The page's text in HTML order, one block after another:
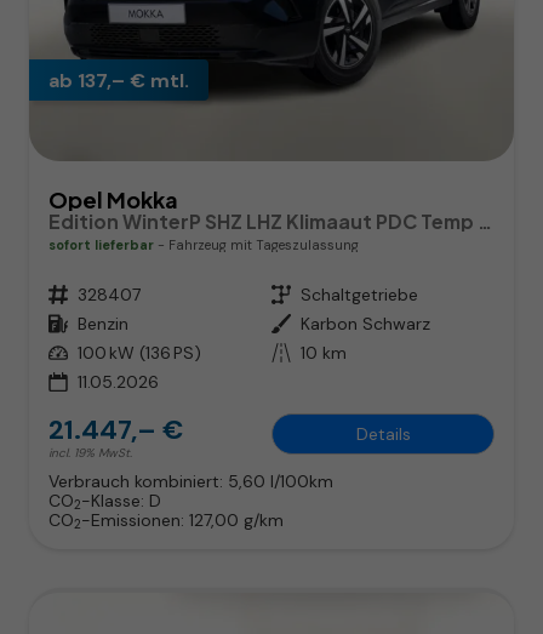
ab 137,– € mtl.
Opel Mokka
sofort lieferbar Fahrzeug mit Tageszulassung
Fahrzeugnr. 328407 Getriebe Schaltgetriebe
Kraftstoff Benzin Außenfarbe Karbon Schwarz
Leistung 100 kW (136 PS) Kilometerstand 10 km
11.05.2026
21.447,– €
incl. 19% MwSt.
Details
Verbrauch kombiniert: 5,60 l/100km
CO2-Klasse: D
CO2-Emissionen: 127,00 g/km